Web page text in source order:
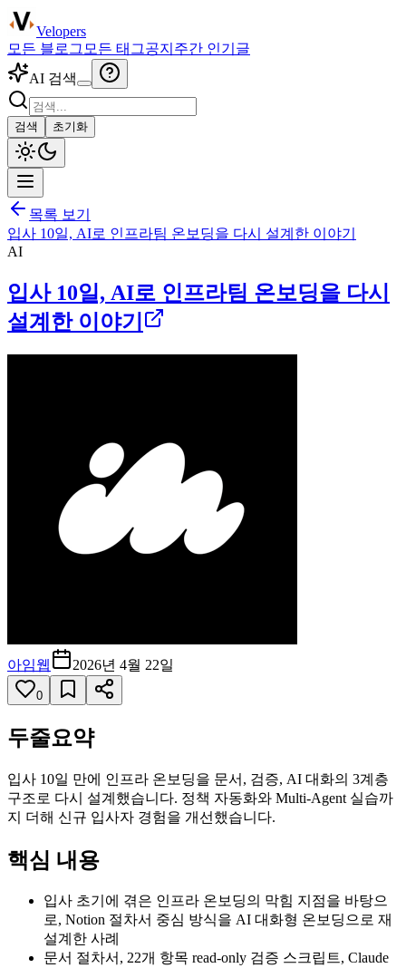
Velopers
모든 블로그 모든 태그공지 주간 인기글
AI 검색
검색 초기화
목록 보기
입사 10일, AI로 인프라팀 온보딩을 다시 설계한 이야기
AI
입사 10일, AI로 인프라팀 온보딩을 다시
설계한 이야기
아임웹 2026년 4월 22일
0
두줄요약
입사 10일 만에 인프라 온보딩을 문서, 검증, AI 대화의 3계층
구조로 다시 설계했습니다. 정책 자동화와 Multi-Agent 실습까
지 더해 신규 입사자 경험을 개선했습니다.
핵심 내용
입사 초기에 겪은 인프라 온보딩의 막힘 지점을 바탕으
로, Notion 절차서 중심 방식을 AI 대화형 온보딩으로 재
설계한 사례
문서 절차서, 22개 항목 read-only 검증 스크립트, Claude